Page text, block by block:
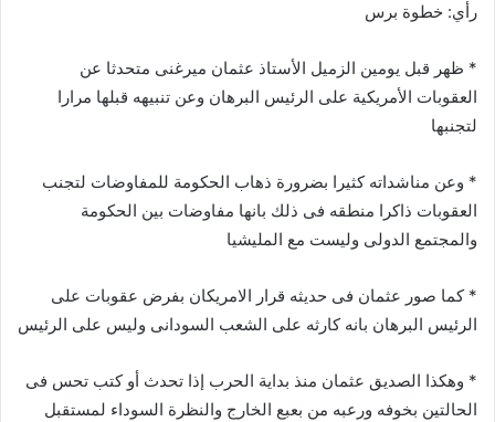
ا
رأي: خطوة برس
* ظهر قبل يومين الزميل الأستاذ عثمان ميرغنى متحدثا عن
العقوبات الأمريكية على الرئيس البرهان وعن تنبيهه قبلها مرارا
لتجنبها
* وعن مناشداته كثيرا بضرورة ذهاب الحكومة للمفاوضات لتجنب
العقوبات ذاكرا منطقه فى ذلك بانها مفاوضات بين الحكومة
والمجتمع الدولى وليست مع المليشيا
* كما صور عثمان فى حديثه قرار الامريكان بفرض عقوبات على
الرئيس البرهان بانه كارثه على الشعب السودانى وليس على الرئيس
* وهكذا الصديق عثمان منذ بداية الحرب إذا تحدث أو كتب تحس فى
الحالتين بخوفه ورعبه من بعبع الخارج والنظرة السوداء لمستقبل